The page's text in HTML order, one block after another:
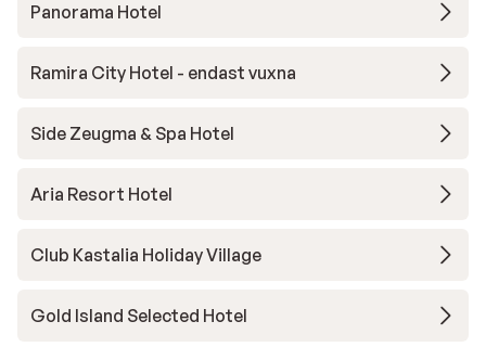
Panorama Hotel
Ramira City Hotel - endast vuxna
Side Zeugma & Spa Hotel
Aria Resort Hotel
Club Kastalia Holiday Village
Gold Island Selected Hotel